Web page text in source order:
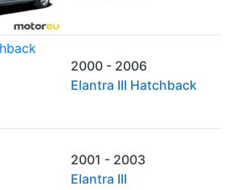
2000 - 2006
Elantra III Hatchback
2001 - 2003
Elantra III